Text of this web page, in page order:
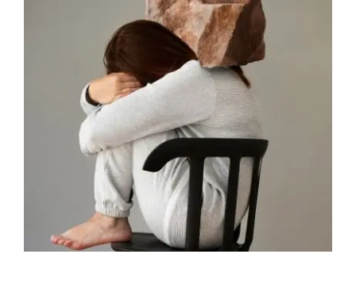
Trauma e memória:
como a psicoterapia
pode ajudar a
reprocessar
experiências
Apoio profissional